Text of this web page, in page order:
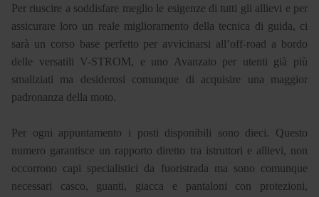
Per riuscire a soddisfare meglio le esigenze di tutti gli allievi e per
assicurare loro un reale miglioramento della tecnica di guida, ci
sarà un corso base perfetto per avvicinarsi all’off-road a bordo
delle versatili V-STROM, e uno Avanzato per utenti già più
smaliziati ma desiderosi comunque di acquisire una maggior
padronanza della moto.
Per ogni appuntamento i posti disponibili sono dieci. Questo
numero garantisce un rapporto diretto tra istruttori e allievi, non
occorrono capi specialistici da fuoristrada ma sono comunque
necessari casco, guanti, giacca e pantaloni con protezioni,